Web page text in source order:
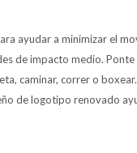
ayudar a minimizar el
de impacto medio.
caminar, correr o
de logotipo renovado